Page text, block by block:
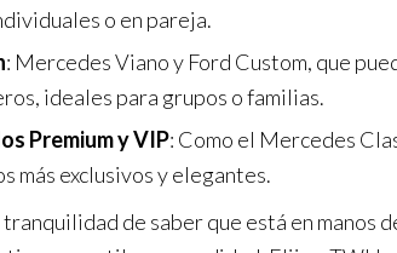
o en pareja.
: Mercedes Viano y Ford Custom, que
ideales para grupos o familias.
Premium y VIP: Como el Mercedes
más exclusivos y elegantes.
de saber que está en manos